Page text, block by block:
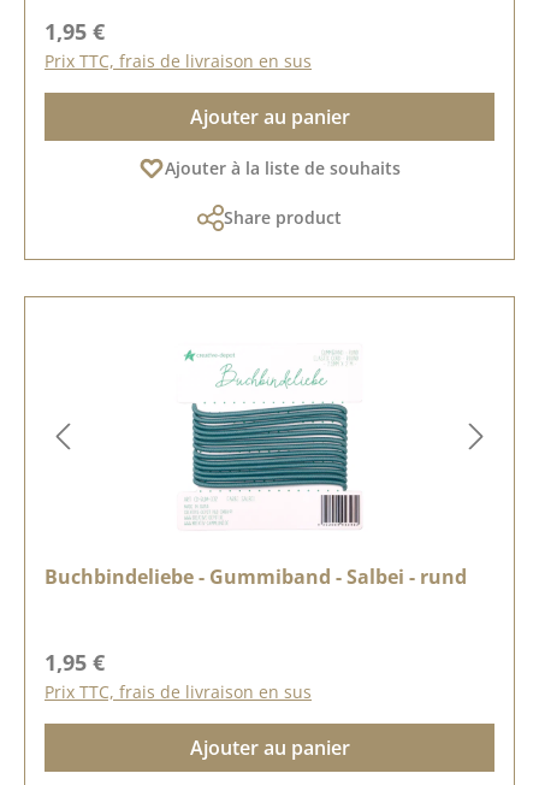
Prix régulier :
1,95 €
Prix TTC, frais de livraison en sus
Ajouter au panier
Ajouter à la liste de souhaits
Share product
Buchbindeliebe - Gummiband - Salbei - rund
Prix régulier :
1,95 €
Prix TTC, frais de livraison en sus
Ajouter au panier